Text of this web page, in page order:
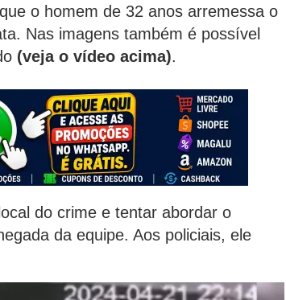
o homem de 32 anos arremessa o
Nas imagens também é possível
(veja o vídeo acima).
do crime e tentar abordar o
da equipe. Aos policiais, ele